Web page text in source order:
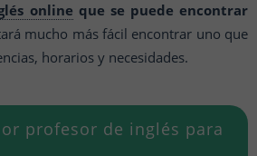
online que se puede encontrar
mucho más fácil encontrar uno que
horarios y necesidades.
profesor de inglés para